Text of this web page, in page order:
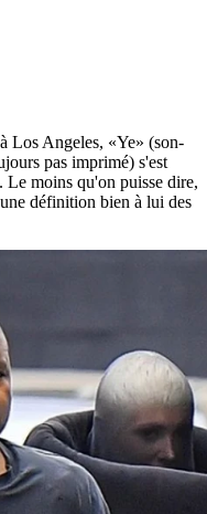
Los Angeles, «Ye» (son-
pas imprimé) s'est
Le moins qu'on puisse dire,
définition bien à lui des